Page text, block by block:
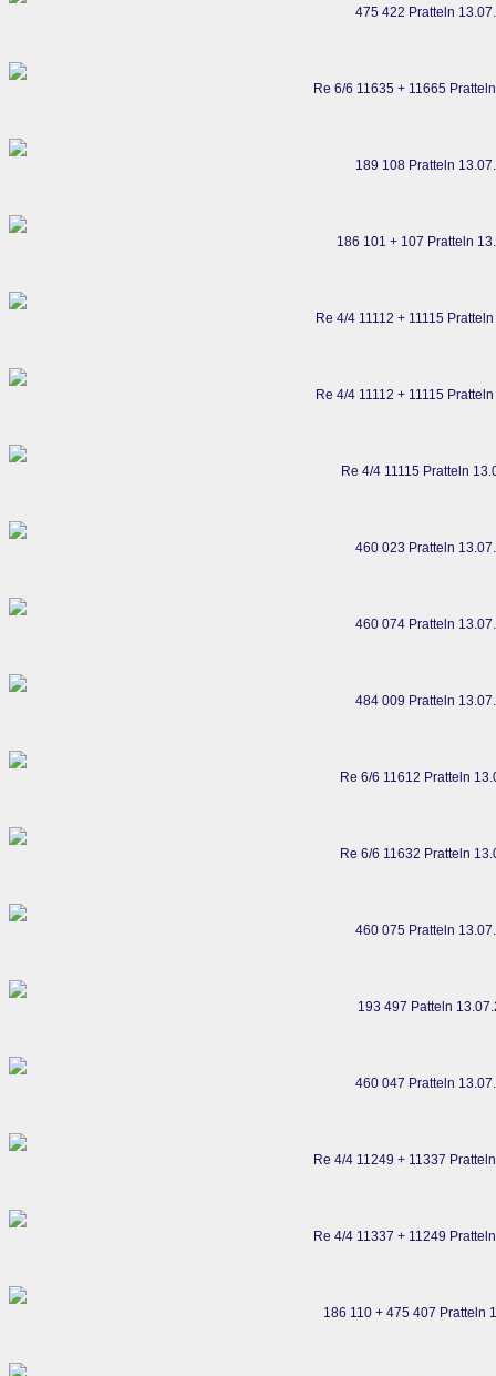
475 422 Pratteln
Re 6/6 11635 + 11665
189 108 Pratteln
186 101 + 107 Pratteln
Re 4/4 11112 + 11115
Re 4/4 11112 + 11115
Re 4/4 11115 Pratteln
460 023 Pratteln
460 074 Pratteln
484 009 Pratteln
Re 6/6 11612 Pratteln
Re 6/6 11632 Pratteln
460 075 Pratteln
193 497 Patteln
460 047 Pratteln
Re 4/4 11249 + 11337
Re 4/4 11337 + 11249
186 110 + 475 407 Pratteln